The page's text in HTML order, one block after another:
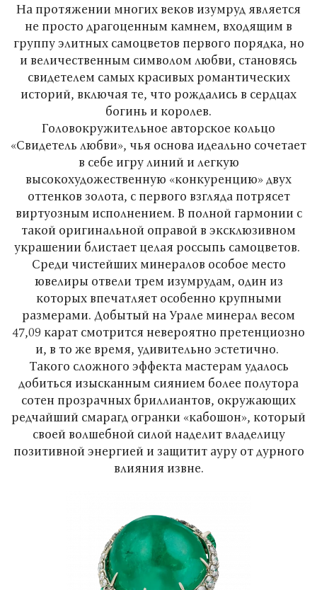
На протяжении многих веков изумруд является
не просто драгоценным камнем, входящим в
группу элитных самоцветов первого порядка, но
и величественным символом любви, становясь
свидетелем самых красивых романтических
историй, включая те, что рождались в сердцах
богинь и королев.
Головокружительное авторское кольцо
«Свидетель любви», чья основа идеально сочетает
в себе игру линий и легкую
высокохудожественную «конкуренцию» двух
оттенков золота, с первого взгляда потрясет
виртуозным исполнением. В полной гармонии с
такой оригинальной оправой в эксклюзивном
украшении блистает целая россыпь самоцветов.
Среди чистейших минералов особое место
ювелиры отвели трем изумрудам, один из
которых впечатляет особенно крупными
размерами. Добытый на Урале минерал весом
47,09 карат смотрится невероятно претенциозно
и, в то же время, удивительно эстетично.
Такого сложного эффекта мастерам удалось
добиться изысканным сиянием более полутора
сотен прозрачных бриллиантов, окружающих
редчайший смарагд огранки «кабошон», который
своей волшебной силой наделит владелицу
позитивной энергией и защитит ауру от дурного
влияния извне.